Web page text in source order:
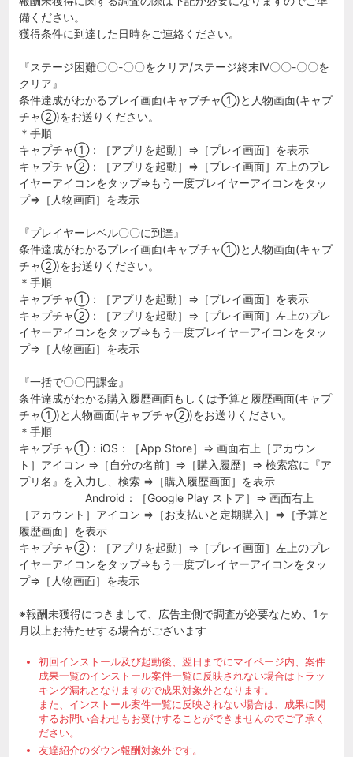
備ください。
獲得条件に到達した日時をご連絡ください。
『ステージ困難〇〇-〇〇をクリア/ステージ終末Ⅳ〇〇-〇〇を
クリア』
条件達成がわかるプレイ画面(キャプチャ①)と人物画面(キャプ
チャ②)をお送りください。
＊手順
キャプチャ①：［アプリを起動］⇒［プレイ画面］を表示
キャプチャ②：［アプリを起動］⇒［プレイ画面］左上のプレ
イヤーアイコンをタップ⇒もう一度プレイヤーアイコンをタッ
プ⇒［人物画面］を表示
『プレイヤーレベル〇〇に到達』
条件達成がわかるプレイ画面(キャプチャ①)と人物画面(キャプ
チャ②)をお送りください。
＊手順
キャプチャ①：［アプリを起動］⇒［プレイ画面］を表示
キャプチャ②：［アプリを起動］⇒［プレイ画面］左上のプレ
イヤーアイコンをタップ⇒もう一度プレイヤーアイコンをタッ
プ⇒［人物画面］を表示
『一括で〇〇円課金』
条件達成がわかる購入履歴画面もしくは予算と履歴画面(キャプ
チャ①)と人物画面(キャプチャ②)をお送りください。
＊手順
キャプチャ①：iOS：［App Store］⇒ 画面右上［アカウン
ト］アイコン ⇒［自分の名前］⇒［購入履歴］⇒ 検索窓に『ア
プリ名』を入力し、検索 ⇒［購入履歴画面］を表示
Android：［Google Play ストア］⇒ 画面右上
［アカウント］アイコン ⇒［お支払いと定期購入］⇒［予算と
履歴画面］を表示
キャプチャ②：［アプリを起動］⇒［プレイ画面］左上のプレ
イヤーアイコンをタップ⇒もう一度プレイヤーアイコンをタッ
プ⇒［人物画面］を表示
※報酬未獲得につきまして、広告主側で調査が必要なため、1ヶ
月以上お待たせする場合がございます
初回インストール及び起動後、翌日までにマイページ内、案件
成果一覧のインストール案件一覧に反映されない場合はトラッ
キング漏れとなりますので成果対象外となります。
また、インストール案件一覧に反映されない場合は、成果に関
するお問い合わせもお受けすることができませんのでご了承く
ださい。
友達紹介のダウン報酬対象外です。